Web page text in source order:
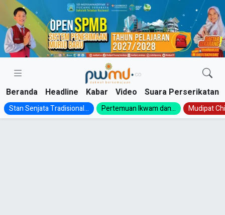
Skip
content
Beranda Headline Kabar Video Suara Perserikatan
Stan Senjata Tradisional... Pertemuan Ikwam dan... Mudipat